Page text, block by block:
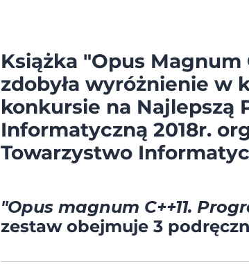
Książka "Opus Magnum
zdobyła wyróżnienie w
konkursie na Najlepszą
Informatyczną 2018r.
Towarzystwo
"Opus magnum C++11.
zestaw obejmuje 3